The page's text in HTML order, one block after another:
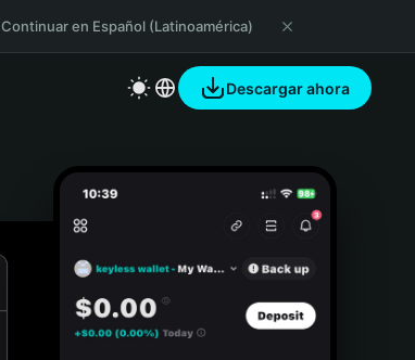
Continuar en Español (Latinoamérica)
Descargar ahora